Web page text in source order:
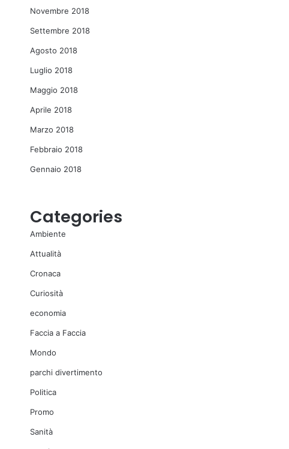
Novembre 2018
Settembre 2018
Agosto 2018
Luglio 2018
Maggio 2018
Aprile 2018
Marzo 2018
Febbraio 2018
Gennaio 2018
Categories
Ambiente
Attualità
Cronaca
Curiosità
economia
Faccia a Faccia
Mondo
parchi divertimento
Politica
Promo
Sanità